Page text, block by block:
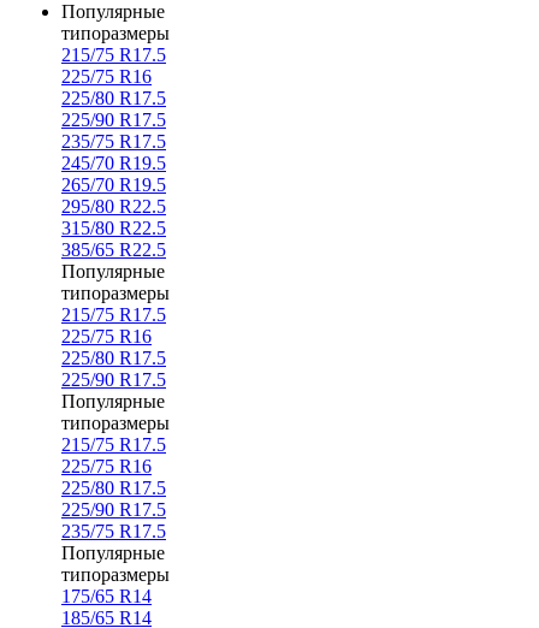
Популярные
типоразмеры
215/75 R17.5
225/75 R16
225/80 R17.5
225/90 R17.5
235/75 R17.5
245/70 R19.5
265/70 R19.5
295/80 R22.5
315/80 R22.5
385/65 R22.5
Популярные
типоразмеры
215/75 R17.5
225/75 R16
225/80 R17.5
225/90 R17.5
Популярные
типоразмеры
215/75 R17.5
225/75 R16
225/80 R17.5
225/90 R17.5
235/75 R17.5
Популярные
типоразмеры
175/65 R14
185/65 R14